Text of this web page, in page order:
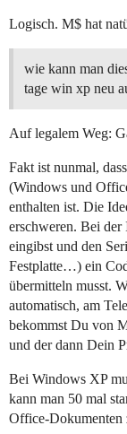
Logisch. M$ hat
wie kann man
tage win xp neu
Auf legalem Weg:
Fakt ist nunmal,
(Windows und
enthalten ist. Die
erschweren. Bei
eingibst und den
Festplatte…) ein
übermitteln musst.
automatisch, am
bekommst Du von
und der dann Dein
Bei Windows XP
kann man 50 mal
Office-Dokumenten